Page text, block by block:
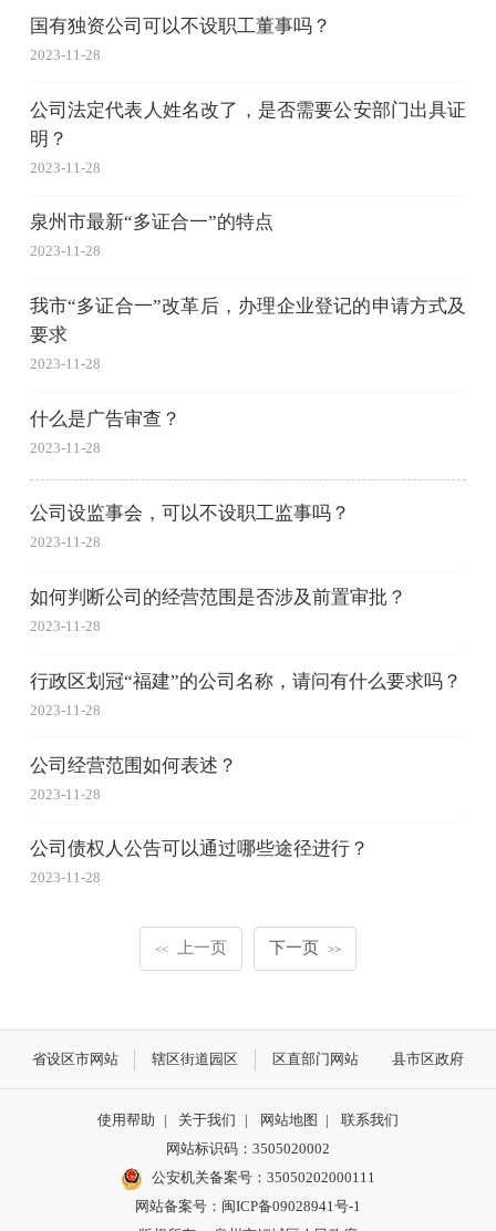
国有独资公司可以不设职工董事吗？
2023-11-28
公司法定代表人姓名改了，是否需要公安部门出具证
明？
2023-11-28
泉州市最新“多证合一”的特点
2023-11-28
我市“多证合一”改革后，办理企业登记的申请方式及
要求
2023-11-28
什么是广告审查？
2023-11-28
公司设监事会，可以不设职工监事吗？
2023-11-28
如何判断公司的经营范围是否涉及前置审批？
2023-11-28
行政区划冠“福建”的公司名称，请问有什么要求吗？
2023-11-28
公司经营范围如何表述？
2023-11-28
公司债权人公告可以通过哪些途径进行？
2023-11-28
<< 上一页 下一页 >>
省设区市网站 辖区街道园区 区直部门网站 县市区政府
使用帮助 | 关于我们 | 网站地图 |
联系我们
网站标识码：3505020002
公安机关备案号：35050202000111
网站备案号：闽ICP备09028941号-1